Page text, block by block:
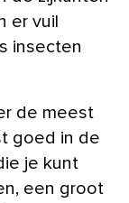
er vuil
insecten
de meest
goed in de
je kunt
een groot